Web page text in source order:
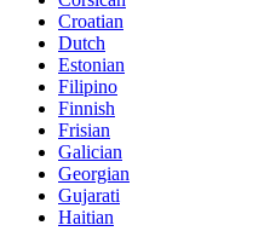
Croatian
Dutch
Estonian
Filipino
Finnish
Frisian
Galician
Georgian
Gujarati
Haitian